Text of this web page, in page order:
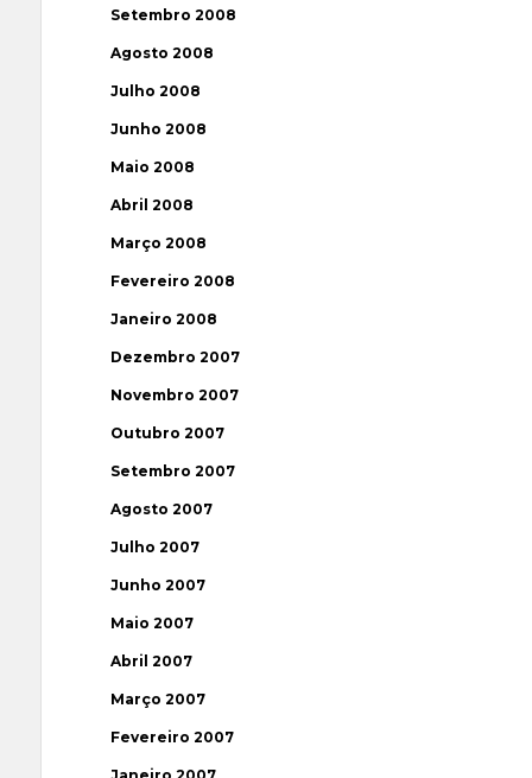
Setembro 2008
Agosto 2008
Julho 2008
Junho 2008
Maio 2008
Abril 2008
Março 2008
Fevereiro 2008
Janeiro 2008
Dezembro 2007
Novembro 2007
Outubro 2007
Setembro 2007
Agosto 2007
Julho 2007
Junho 2007
Maio 2007
Abril 2007
Março 2007
Fevereiro 2007